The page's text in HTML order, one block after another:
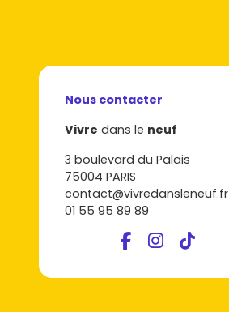
Nous contacter
Vivre dans le neuf
3 boulevard du Palais
75004 PARIS
contact@vivredansleneuf.fr
01 55 95 89 89